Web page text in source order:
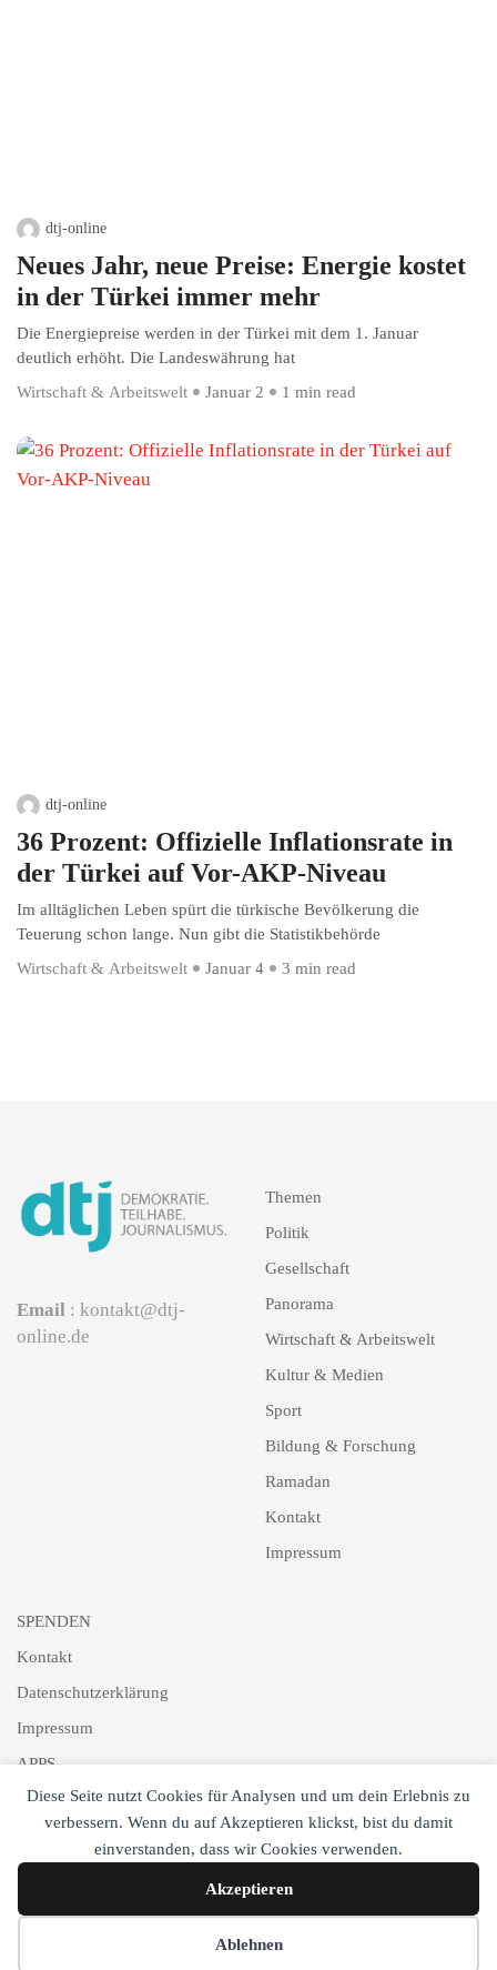
Diese Seite nutzt Cookies für Analysen und um dein Erlebnis zu
verbessern. Wenn du auf Akzeptieren klickst, bist du damit
einverstanden, dass wir Cookies verwenden.
Akzeptieren
Ablehnen
dtj-online
Neues Jahr, neue Preise: Energie kostet
in der Türkei immer mehr
Die Energiepreise werden in der Türkei mit dem 1. Januar
deutlich erhöht. Die Landeswährung hat
Wirtschaft & Arbeitswelt
Januar 2 1 min read
dtj-online
36 Prozent: Offizielle Inflationsrate in
der Türkei auf Vor-AKP-Niveau
Im alltäglichen Leben spürt die türkische Bevölkerung die
Teuerung schon lange. Nun gibt die Statistikbehörde
Wirtschaft & Arbeitswelt
Januar 4 3 min read
Email : kontakt@dtj-
online.de
Themen
Politik
Gesellschaft
Panorama
Wirtschaft & Arbeitswelt
Kultur & Medien
Sport
Bildung & Forschung
Ramadan
Kontakt
Impressum
SPENDEN
Kontakt
Datenschutzerklärung
Impressum
APPS
Schlagworte
Copyright © DTJ Online 2017-2025. All Rights Reserved